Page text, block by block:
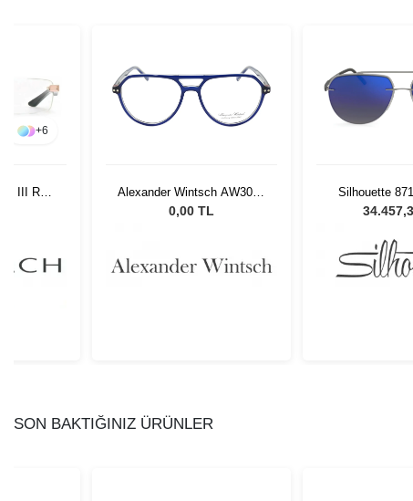
+6
III RG-
Alexander Wintsch AW3014
C1
0,00 TL
Silhouette
Unisex
SON BAKTIĞINIZ ÜRÜNLER